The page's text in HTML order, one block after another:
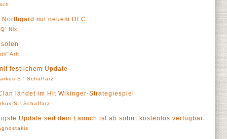
mit neuem DLC
Nix
Arlt
festlichem Update
S.' Schaffarz
landet im Hit Wikinger-Strategiespiel
S.' Schaffarz
Update seit dem Launch ist ab sofort kostenlos verfügbar